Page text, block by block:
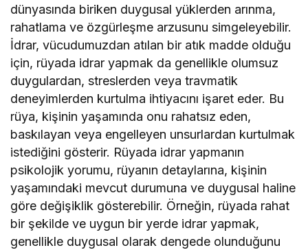
dünyasında biriken duygusal yüklerden arınma,
rahatlama ve özgürleşme arzusunu simgeleyebilir.
İdrar, vücudumuzdan atılan bir atık madde olduğu
için, rüyada idrar yapmak da genellikle olumsuz
duygulardan, streslerden veya travmatik
deneyimlerden kurtulma ihtiyacını işaret eder. Bu
rüya, kişinin yaşamında onu rahatsız eden,
baskılayan veya engelleyen unsurlardan kurtulmak
istediğini gösterir. Rüyada idrar yapmanın
psikolojik yorumu, rüyanın detaylarına, kişinin
yaşamındaki mevcut durumuna ve duygusal haline
göre değişiklik gösterebilir. Örneğin, rüyada rahat
bir şekilde ve uygun bir yerde idrar yapmak,
genellikle duygusal olarak dengede olunduğunu